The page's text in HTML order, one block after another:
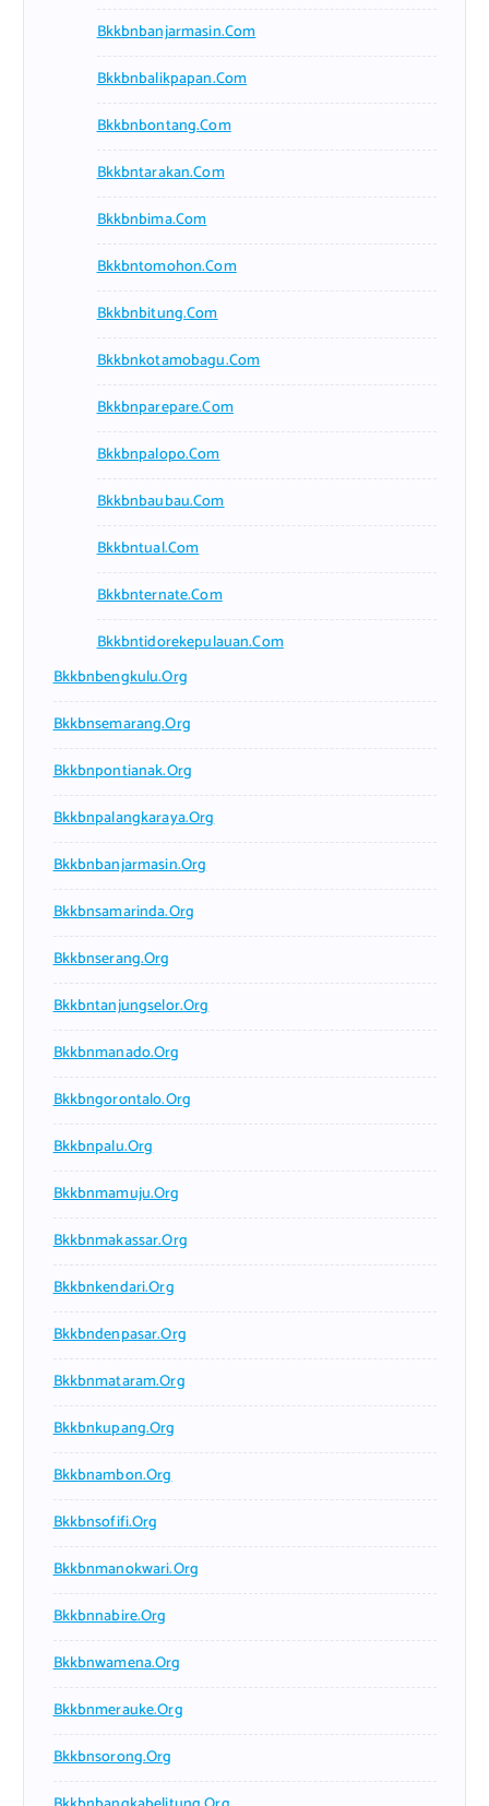
Bkkbnbanjarmasin.com
Bkkbnbalikpapan.com
Bkkbnbontang.com
Bkkbntarakan.com
Bkkbnbima.com
Bkkbntomohon.com
Bkkbnbitung.com
Bkkbnkotamobagu.com
Bkkbnparepare.com
Bkkbnpalopo.com
Bkkbnbaubau.com
Bkkbntual.com
Bkkbnternate.com
Bkkbntidorekepulauan.com
Bkkbnbengkulu.org
Bkkbnsemarang.org
Bkkbnpontianak.org
Bkkbnpalangkaraya.org
Bkkbnbanjarmasin.org
Bkkbnsamarinda.org
Bkkbnserang.org
Bkkbntanjungselor.org
Bkkbnmanado.org
Bkkbngorontalo.org
Bkkbnpalu.org
Bkkbnmamuju.org
Bkkbnmakassar.org
Bkkbnkendari.org
Bkkbndenpasar.org
Bkkbnmataram.org
Bkkbnkupang.org
Bkkbnambon.org
Bkkbnsofifi.org
Bkkbnmanokwari.org
Bkkbnnabire.org
Bkkbnwamena.org
Bkkbnmerauke.org
Bkkbnsorong.org